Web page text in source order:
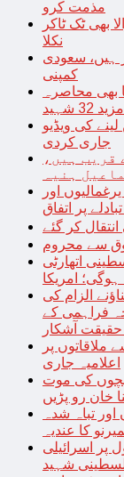
مذمت کرو
بھی ٹک ٹاکر
نکلا
ہیں، سعودی
کمپنی
بھی محاصرہ
شہید
کی ویڈیو
جاری کردی
قریب ہیں،
ہنیہ
اور
پر اتفاق
کر گئے
سے محروم
اتھارٹی
امریکا
الزام کی
فراہمی کے
حقیقت آشکار
ملاقاتوں پر
اعلامیہ جاری
بچوں کی موت
خان رو پڑیں
تباہ شدہ
کا عندیہ
پر اسرائیلی